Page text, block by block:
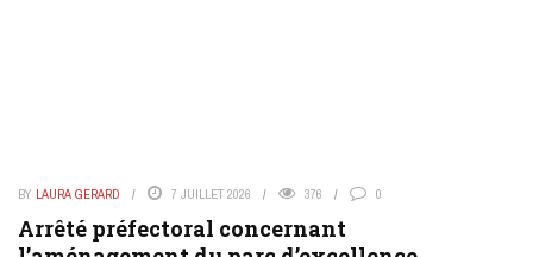
BY LAURA GERARD 7 JUILLET 2026 376 0
Arrêté préfectoral concernant